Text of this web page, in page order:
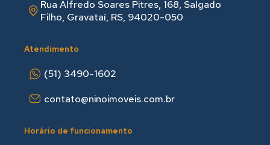
Rua Alfredo Soares Pitres, 168, Salgado
Filho, Gravataí, RS, 94020-050
Atendimento
(51) 3490-1602
contato@ninoimoveis.com.br
Horário de funcionamento